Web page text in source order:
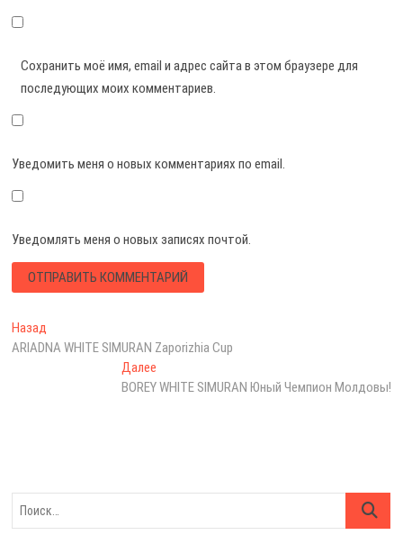
Сохранить моё имя, email и адрес сайта в этом браузере для
последующих моих комментариев.
Уведомить меня о новых комментариях по email.
Уведомлять меня о новых записях почтой.
Навигация
по
Назад
запись:
ARIADNA WHITE SIMURAN Zaporizhia Cup
ДалееСледующая
запись:
BOREY WHITE SIMURAN Юный Чемпион Молдовы!
Поиск…